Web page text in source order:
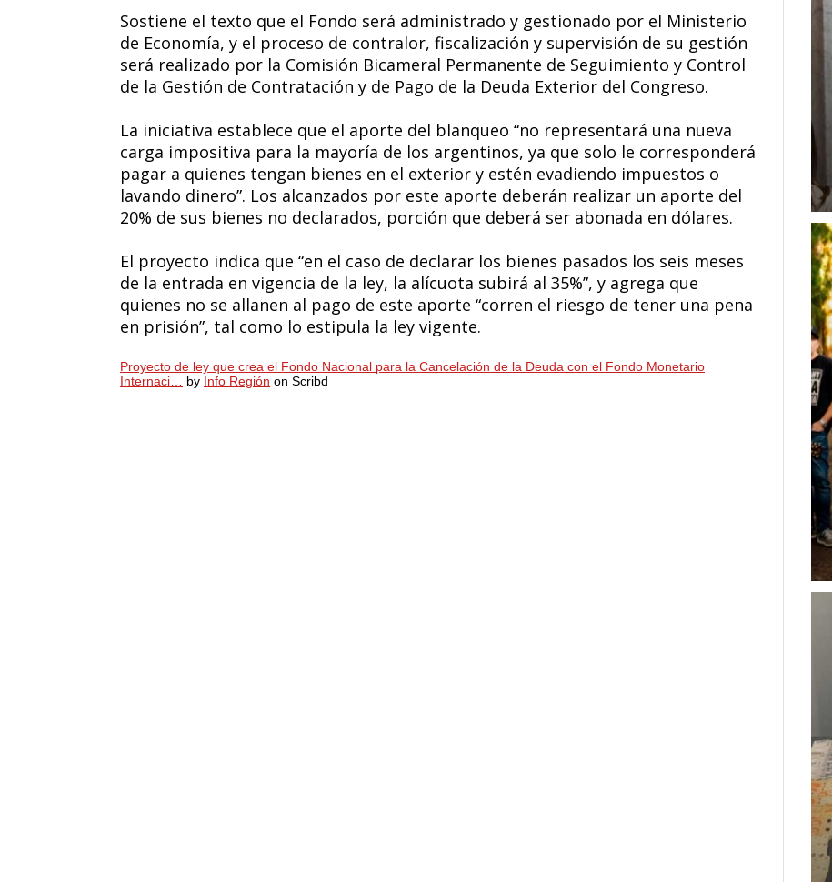
Sostiene el texto que el Fondo será administrado y gestionado por el Ministerio
de Economía, y el proceso de contralor, fiscalización y supervisión de su gestión
será realizado por la Comisión Bicameral Permanente de Seguimiento y Control
de la Gestión de Contratación y de Pago de la Deuda Exterior del Congreso.
La iniciativa establece que el aporte del blanqueo “no representará una nueva
carga impositiva para la mayoría de los argentinos, ya que solo le corresponderá
pagar a quienes tengan bienes en el exterior y estén evadiendo impuestos o
lavando dinero”. Los alcanzados por este aporte deberán realizar un aporte del
20% de sus bienes no declarados, porción que deberá ser abonada en dólares.
El proyecto indica que “en el caso de declarar los bienes pasados los seis meses
de la entrada en vigencia de la ley, la alícuota subirá al 35%”, y agrega que
quienes no se allanen al pago de este aporte “corren el riesgo de tener una pena
en prisión”, tal como lo estipula la ley vigente.
Proyecto de ley que crea el Fondo Nacional para la Cancelación de la Deuda con el Fondo Monetario
Internaci…
by Info Región on Scribd